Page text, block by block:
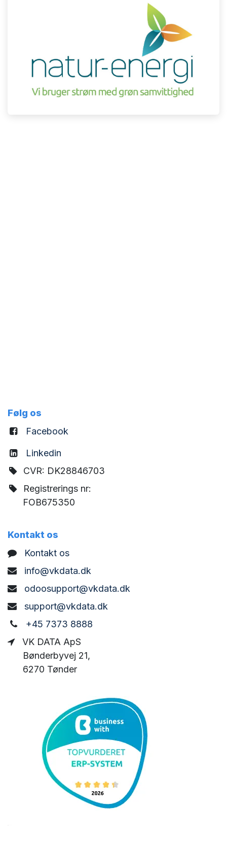
Følg os
Facebook
Linkedin
CVR: DK28846703
Registrerings nr:
FOB675350
Kontakt os
Kontakt os
info@vkdata.dk
odoosupport@vkdata.dk
support@vkdata.dk
+45 7373 8888
VK DATA ApS
Bønderbyvej 21,
6270 Tønder